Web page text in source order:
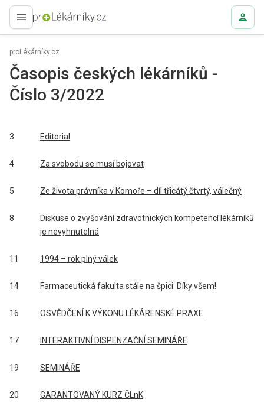
proLékaře.cz
proLékárníky.cz
Časopis českých lékárníků -
Číslo 3/2022
3 Editorial
4 Za svobodu se musí bojovat
5 Ze života právníka v Komoře – díl třicátý čtvrtý, válečný
8
Diskuse o zvyšování zdravotnických kompetencí lékárníků
je nevyhnutelná
11 1994 – rok plný válek
14 Farmaceutická fakulta stále na špici. Díky všem!
16 OSVĚDČENÍ K VÝKONU LÉKÁRENSKÉ PRAXE
17 INTERAKTIVNÍ DISPENZAČNÍ SEMINÁŘE
19 SEMINÁŘE
20 GARANTOVANÝ KURZ ČLnK